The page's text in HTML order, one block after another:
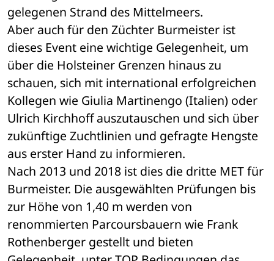
gelegenen Strand des Mittelmeers.
Aber auch für den Züchter Burmeister ist
dieses Event eine wichtige Gelegenheit, um
über die Holsteiner Grenzen hinaus zu
schauen, sich mit international erfolgreichen
Kollegen wie Giulia Martinengo (Italien) oder
Ulrich Kirchhoff auszutauschen und sich über
zukünftige Zuchtlinien und gefragte Hengste
aus erster Hand zu informieren.
Nach 2013 und 2018 ist dies die dritte MET für
Burmeister. Die ausgewählten Prüfungen bis
zur Höhe von 1,40 m werden von
renommierten Parcoursbauern wie Frank
Rothenberger gestellt und bieten